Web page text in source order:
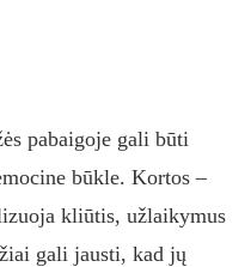
pabaigoje gali būti
būkle. Kortos –
kliūtis, užlaikymus
gali jausti, kad jų